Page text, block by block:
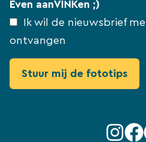
Even aanVINKen ;)
Ik wil de nieuwsbrief
ontvangen